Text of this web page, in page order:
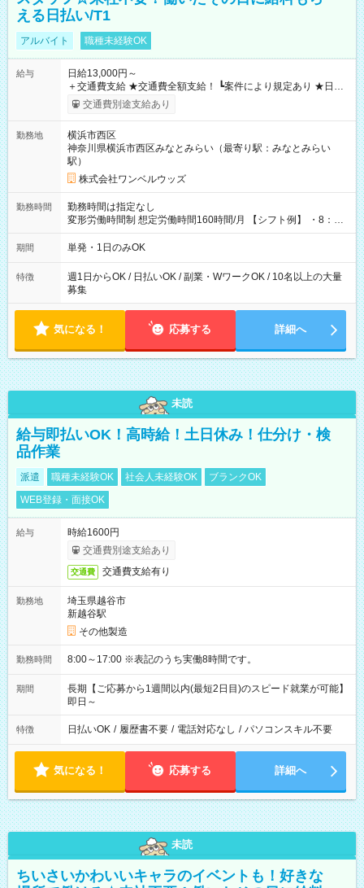
える日払い/T1
アルバイト 職種未経験OK
給与
日給13,000円～
＋交通費支給 ★交通費全額支給！ ┗案件により規定あり ★日払
いOK！（規定あり） ┗働いたその日に現金GET♪ お仕事後はコ
ンビニATMから 日払い分を引き落とせます！ 【試用期間】試
交通費別途支給あり
勤務地
横浜市西区
神奈川県横浜市西区みなとみらい（最寄り駅：みなとみらい
駅）
株式会社ワンベルウッズ
勤務時間
勤務時間は指定なし
変形労働時間制 想定労働時間160時間/月 【シフト例】 ・8：00
～21：00
期間 単発・1日のみOK
特徴
週1日からOK / 日払いOK / 副業・WワークOK / 10名以上の大量
募集
気になる！ 応募する 詳細へ
未読
給与即払いOK！高時給！土日休み！仕分け・検
品作業
派遣 職種未経験OK 社会人未経験OK
ブランクOK
WEB登録・面接OK
給与
時給1600円
交通費別途支給あり
交通費 交通費支給有り
勤務地
埼玉県越谷市
新越谷駅
その他製造
勤務時間 8:00～17:00 ※表記のうち実働8時間です。
期間
長期【ご応募から1週間以内(最短2日目)のスピード就業が可能】
即日～
特徴 日払いOK / 履歴書不要 / 電話対応なし / パソコンスキル不要
気になる！ 応募する 詳細へ
未読
ちいさいかわいいキャラのイベントも！好きな